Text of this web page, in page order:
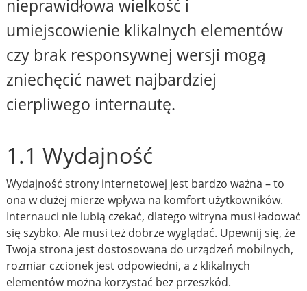
nieprawidłowa wielkość i
umiejscowienie klikalnych elementów
czy brak responsywnej wersji mogą
zniechęcić nawet najbardziej
cierpliwego internautę.
1.1 Wydajność
Wydajność strony internetowej jest bardzo ważna – to
ona w dużej mierze wpływa na komfort użytkowników.
Internauci nie lubią czekać, dlatego witryna musi ładować
się szybko. Ale musi też dobrze wyglądać. Upewnij się, że
Twoja strona jest dostosowana do urządzeń mobilnych,
rozmiar czcionek jest odpowiedni, a z klikalnych
elementów można korzystać bez przeszkód.